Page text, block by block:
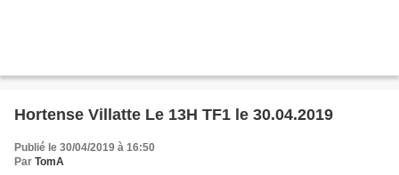
Hortense Villatte Le 13H TF1 le 30.04.2019
Publié le 30/04/2019 à 16:50
Par TomA